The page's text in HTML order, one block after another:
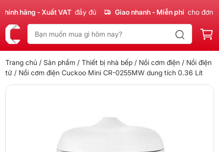
hãng - Xuất VAT đầy đủ Giao nhanh - Miễn phí cho đơn
Trang chủ / Sản phẩm / Thiết bị nhà bếp/ Nồi cơm điện / Nồi điện
tử/ Nồi cơm điện Cuckoo Mini CR-0255MW dung tích 0.36 Lít